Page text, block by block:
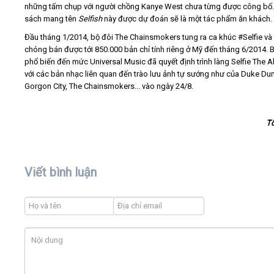
những tấm chụp với người chồng Kanye West chưa từng được công
sách mang tên Selfishnày được dự đoán sẽ là một tác phẩm ăn khách.
Đầu tháng 1/2014, bộ đôi The Chainsmokers tung ra ca khúc #Selfie và
chóng bán được tới 850.000 bản chỉ tính riêng ở Mỹ đến tháng 6/2014.
phổ biến đến mức Universal Music đã quyết định trình làng Selfie The
với các bản nhạc liên quan đến trào lưu ảnh tự sướng như của Duke
Gorgon City, The Chainsmokers... vào ngày 24/8.
Viết bình luận